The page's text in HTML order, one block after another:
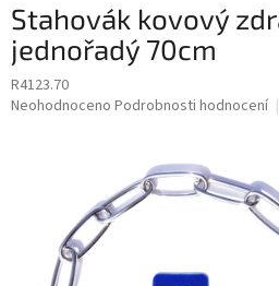
Stahovák kovový
jednořadý 70cm
R4123.70
Průměrné
hvězdiček.
Neohodnoceno Podrobnosti hodnocení